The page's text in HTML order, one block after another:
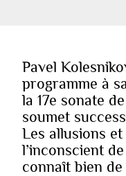
Pavel
programme à
la 17e sonate
soumet
Les allusions
l’inconscient
connaît bien de